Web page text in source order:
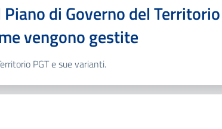
di Governo del Territorio
vengono gestite
PGT e sue varianti.